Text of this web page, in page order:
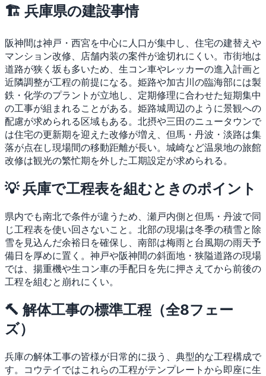
🏗 兵庫県の建設事情
阪神間は神戸・西宮を中心に人口が集中し、住宅の建替えや
マンション改修、店舗内装の案件が途切れにくい。市街地は
道路が狭く坂も多いため、生コン車やレッカーの進入計画と
近隣調整が工程の前提になる。姫路や加古川の臨海部には製
鉄・化学のプラントが立地し、定期修理に合わせた短期集中
の工事が組まれることがある。姫路城周辺のように景観への
配慮が求められる区域もある。北摂や三田のニュータウンで
は住宅の更新期を迎えた改修が増え、但馬・丹波・淡路は集
落が点在し現場間の移動距離が長い。城崎など温泉地の旅館
改修は観光の繁忙期を外した工期設定が求められる。
💡 兵庫で工程表を組むときのポイント
県内でも南北で条件が違うため、瀬戸内側と但馬・丹波で同
じ工程表を使い回さないこと。北部の現場は冬季の積雪と除
雪を見込んだ余裕日を確保し、南部は梅雨と台風期の雨天予
備日を厚めに置く。神戸や阪神間の斜面地・狭隘道路の現場
では、揚重機や生コン車の手配日を先に押さえてから前後の
工程を組むと崩れにくい。
🔨 解体工事の標準工程（全8フェー
ズ）
兵庫の解体工事の皆様が日常的に扱う、典型的な工程構成で
す。コウテイではこれらの工程がテンプレートから即座に生